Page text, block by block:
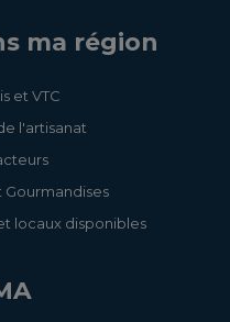
ma région
et VTC
l'artisanat
Gourmandises
locaux disponibles